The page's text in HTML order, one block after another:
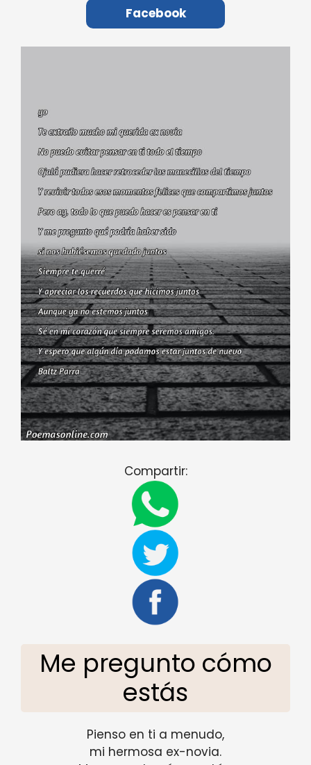
Facebook
Compartir:
Me pregunto cómo
estás
Pienso en ti a menudo,
mi hermosa ex-novia.